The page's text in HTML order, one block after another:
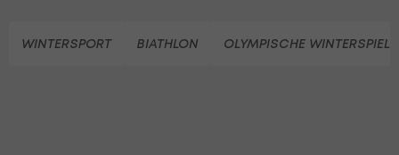
WINTERSPORT BIATHLON OLYMPISCHE WINTERSPIELE